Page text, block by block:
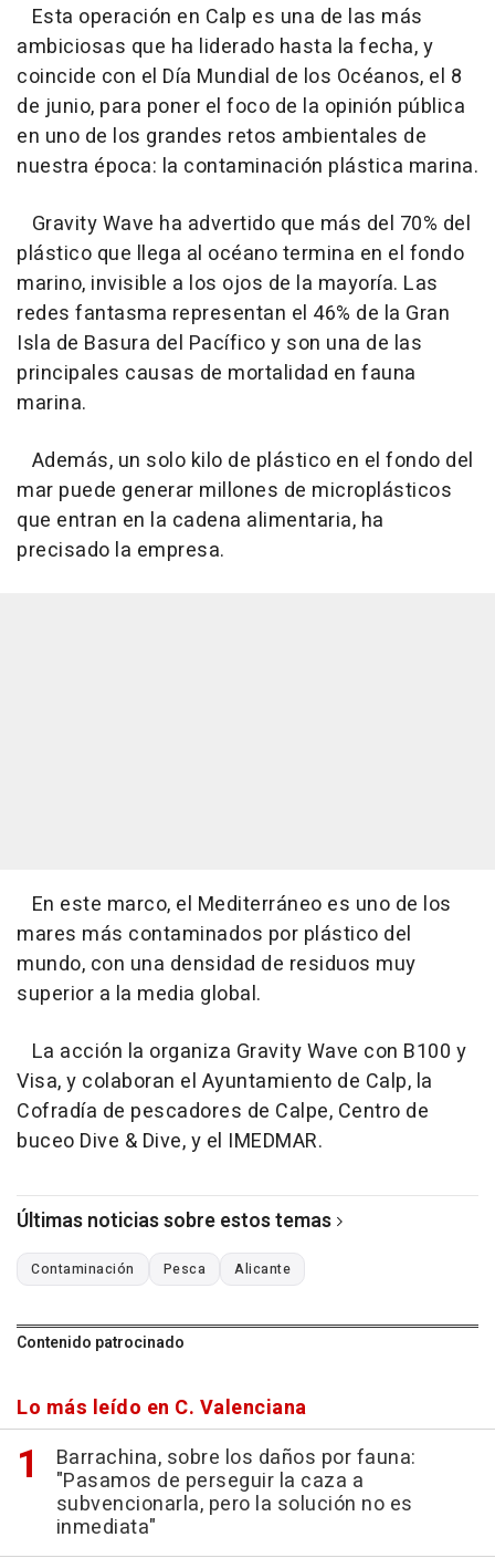
Esta operación en Calp es una de las más
ambiciosas que ha liderado hasta la fecha, y
coincide con el Día Mundial de los Océanos, el 8
de junio, para poner el foco de la opinión pública
en uno de los grandes retos ambientales de
nuestra época: la contaminación plástica marina.
Gravity Wave ha advertido que más del 70% del
plástico que llega al océano termina en el fondo
marino, invisible a los ojos de la mayoría. Las
redes fantasma representan el 46% de la Gran
Isla de Basura del Pacífico y son una de las
principales causas de mortalidad en fauna
marina.
Además, un solo kilo de plástico en el fondo del
mar puede generar millones de microplásticos
que entran en la cadena alimentaria, ha
precisado la empresa.
En este marco, el Mediterráneo es uno de los
mares más contaminados por plástico del
mundo, con una densidad de residuos muy
superior a la media global.
La acción la organiza Gravity Wave con B100 y
Visa, y colaboran el Ayuntamiento de Calp, la
Cofradía de pescadores de Calpe, Centro de
buceo Dive & Dive, y el IMEDMAR.
Últimas noticias sobre estos temas
Contaminación Pesca Alicante
Contenido patrocinado
Lo más leído en C. Valenciana
Barrachina, sobre los daños por fauna:
"Pasamos de perseguir la caza a
subvencionarla, pero la solución no es
inmediata"